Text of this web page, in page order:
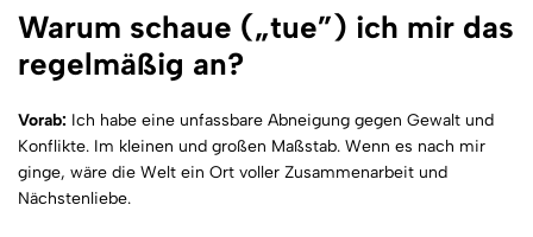
Warum schaue („tue”) ich mir das
regelmäßig an?
Vorab: Ich habe eine unfassbare Abneigung gegen Gewalt und
Konflikte. Im kleinen und großen Maßstab. Wenn es nach mir
ginge, wäre die Welt ein Ort voller Zusammenarbeit und
Nächstenliebe.